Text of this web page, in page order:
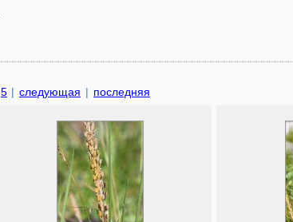
5 | следующая | последняя